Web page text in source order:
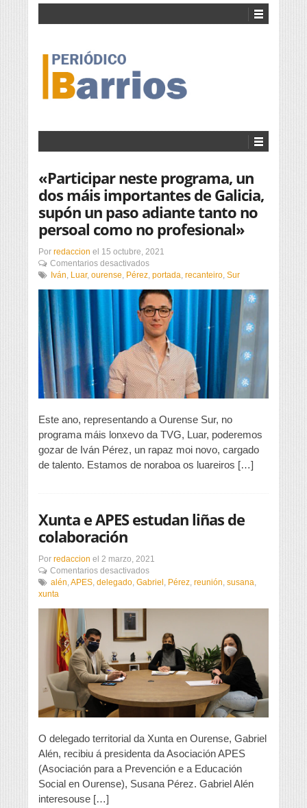
«Participar neste programa, un
dos máis importantes de Galicia,
supón un paso adiante tanto no
persoal como no profesional»
Por redaccion el 15 octubre, 2021
Comentarios desactivadosen
«Participar
programa,
un
dos
máis
importantes
de
Galicia,
supón
un
adiante
tanto
no
persoal
como
Iván, Luar, ourense, Pérez, portada, recanteiro, Sur
Este ano, representando a Ourense Sur, no
programa máis lonxevo da TVG, Luar, poderemos
gozar de Iván Pérez, un rapaz moi novo, cargado
de talento. Estamos de noraboa os luareiros […]
Xunta e APES estudan liñas de
colaboración
Por redaccion el 2 marzo, 2021
Comentarios desactivadosen
Xunta
colaboración
alén,APES, delegado, Gabriel , Pérez, reunión, susana,
xunta
O delegado territorial da Xunta en Ourense, Gabriel
Alén, recibiu á presidenta da Asociación APES
(Asociación para a Prevención e a Educación
Social en Ourense), Susana Pérez. Gabriel Alén
interesouse […]